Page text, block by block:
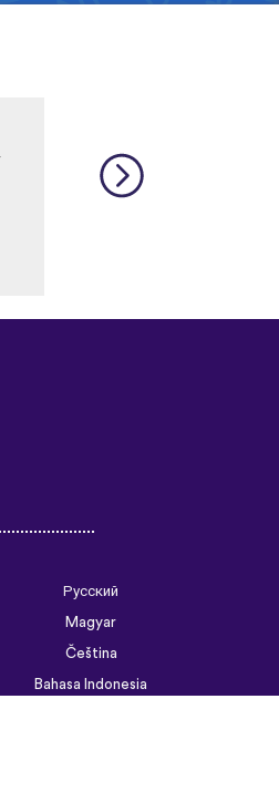
Русский
Magyar
Čeština
Bahasa Indonesia